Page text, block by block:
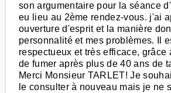
son argumentaire pour la séance
eu lieu au 2ème rendez-vous. j'ai
ouverture d'esprit et la manière
personnalité et mes problèmes. Il
respectueux et très efficace, grâce
de fumer après plus de 40 ans de
Merci Monsieur TARLET! Je
le consulter à nouveau mais je ne